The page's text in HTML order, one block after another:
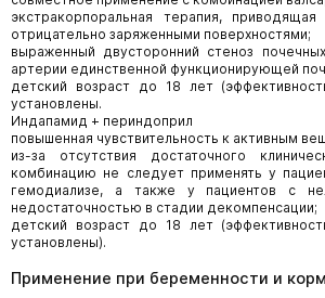
экстракорпоральная терапия,
отрицательно заряженными поверхностями;
выраженный двусторонний стеноз
артерии единственной функционирующей
детский возраст до 18 лет
установлены.
Индапамид + периндоприл
повышенная чувствительность к активным
из-за отсутствия достаточного
комбинацию не следует применять у
гемодиализе, а также у пациентов с
недостаточностью в стадии декомпенсации;
детский возраст до 18 лет
установлены).
Применение при беременности и